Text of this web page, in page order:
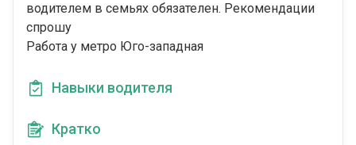
водителем в семьях обязателен. Рекомендации
спрошу
Работа у метро Юго-западная
Навыки водителя
Кратко